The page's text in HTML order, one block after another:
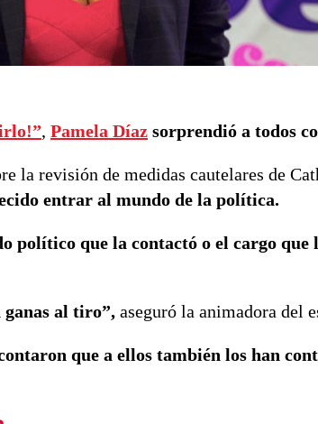
, Pamela Díaz sorprendió a todos
la revisión de medidas cautelares de
entrar al mundo de la política.
político que la contactó o el cargo que
ganas al tiro”, aseguró la animadora del
que a ellos también los han